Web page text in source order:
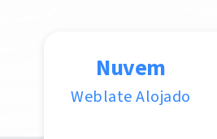
Nuvem
Weblate Alojado